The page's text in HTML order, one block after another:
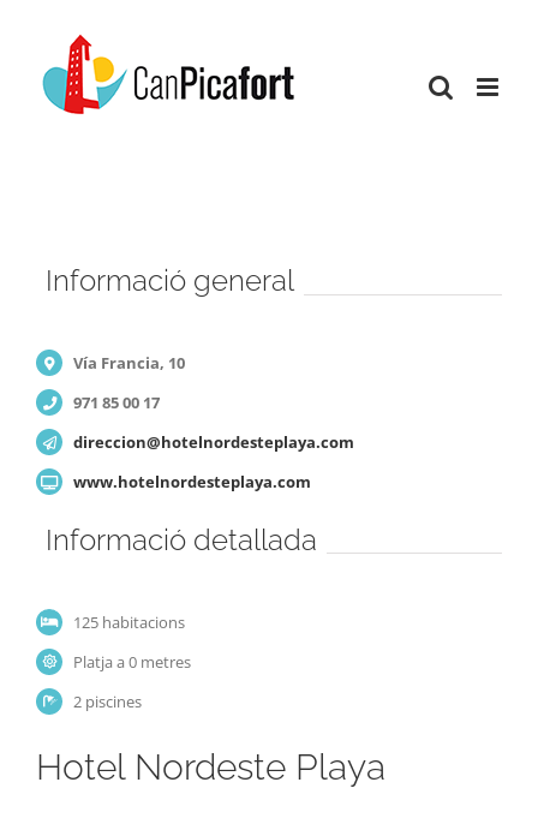
content
Informació general
Vía Francia, 10
971 85 00 17
direccion@hotelnordesteplaya.com
www.hotelnordesteplaya.com
Informació detallada
125 habitacions
Platja a 0 metres
2 piscines
Hotel Nordeste Playa